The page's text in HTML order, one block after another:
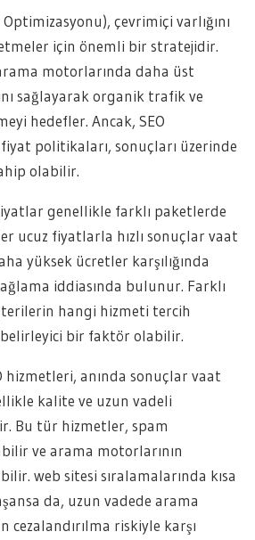
çevrimiçi varlığını
için önemli bir stratejidir.
motorlarında daha üst
sağlayarak organik trafik ve
hedefler. Ancak, SEO
politikaları, sonuçları üzerinde
olabilir.
genellikle farklı paketlerde
ucuz fiyatlarla hızlı sonuçlar vaat
yüksek ücretler karşılığında
iddiasında bulunur. Farklı
hangi hizmeti tercih
bir faktör olabilir.
hizmetleri, anında sonuçlar vaat
kalite ve uzun vadeli
Bu tür hizmetler, spam
ve arama motorlarının
web sitesi sıralamalarında kısa
da, uzun vadede arama
cezalandırılma riskiyle karşı